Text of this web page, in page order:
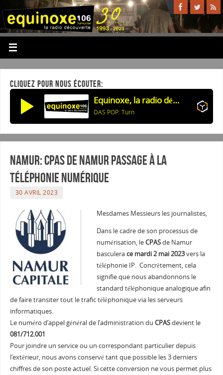
CLIQUEZ POUR NOUS ÉCOUTER:
Equinoxe, la radio découverte
DAS POP: Turn
Namur: CPAS de Namur Passage à la
téléphonie numérique
30 AVRIL 2023
Mesdames Messieurs les journalistes,
Dans le cadre de son processus de
numérisation, leCPASde Namur
basculerace mardi 2 mai 2023vers la
téléphonie IP. Concrètement, cela
signifie que nous abandonnons le
standard téléphonique analogique afin
de faire transiter tout le trafic téléphonique via les serveurs
informatiques.
Le numéro d’appel général de l’administration du CPASdevient le
081/712.001
Pour joindre un service ou un correspondant particulier depuis
l’extérieur, nous avons conservé tant que possible les 3 derniers
chiffres de son poste actuel. Si cette conversion ne vous permet plus